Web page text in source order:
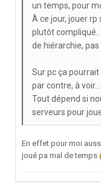
un temps, pour
À ce jour, jouer
plutôt
de hiérarchie, pas
Sur pc ça
par contre, à voir...
Tout dépend si
serveurs pour
En effet pour moi
joué pa mal de temps